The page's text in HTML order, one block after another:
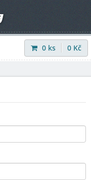
Přihlásit |Registrovat
0 ks 0 Kč